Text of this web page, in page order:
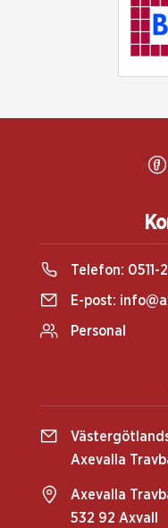
Telefon: 0511-
E-post:
Personal
Axevalla
Axevalla
532 92 Axvall